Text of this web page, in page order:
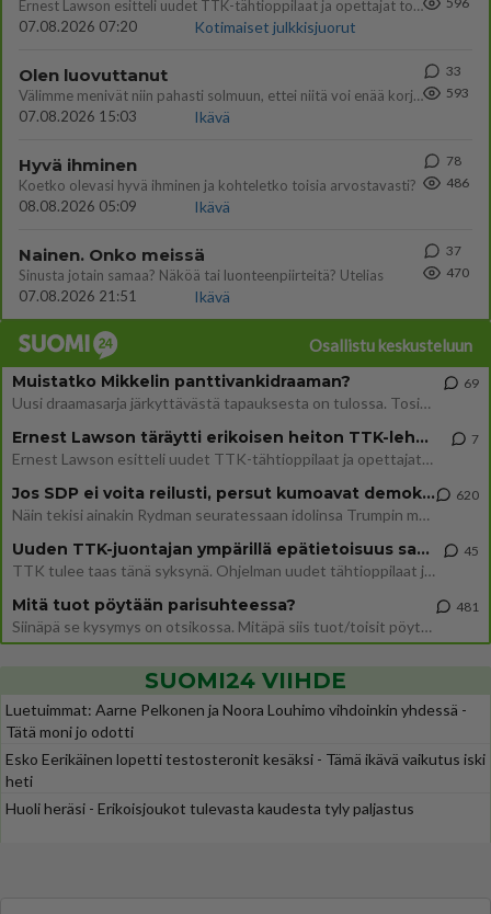
Ernest Lawson esitteli uudet TTK-tähtioppilaat ja opettajat torstaina 6.8. lehdistölle. Tulevalla kaudella on yksi hausk
07.08.2026 07:20
Kotimaiset julkkisjuorut
Olen luovuttanut
Välimme menivät niin pahasti solmuun, ettei niitä voi enää korjata. On aika jatkaa elämässä eteenpäin. Toivon sulle kaik
07.08.2026 15:03
Ikävä
33
593
Hyvä ihminen
Koetko olevasi hyvä ihminen ja kohteletko toisia arvostavasti?
08.08.2026 05:09
Ikävä
78
486
Nainen. Onko meissä
Sinusta jotain samaa? Näköä tai luonteenpiirteitä? Utelias
07.08.2026 21:51
Ikävä
37
470
Osallistu keskusteluun
Muistatko Mikkelin panttivankidraaman?
Uusi draamasarja järkyttävästä tapauksesta on tulossa. Tositapahtumiin perustuva sarja ammentaa vuoden 1986 Mikkelin pan
69
Ernest Lawson täräytti erikoisen heiton TTK-lehdistötilaisuudessa: " Onko tässä tarkoituksena...?"
Ernest Lawson esitteli uudet TTK-tähtioppilaat ja opettajat torstaina 6.8. lehdistölle. Tulevalla kaudella on yksi hausk
7
Jos SDP ei voita reilusti, persut kumoavat demokratian Suomesta
Näin tekisi ainakin Rydman seuratessaan idolinsa Trumpin mallia https://www.is.fi/politiikka/art-2000012187244.html
620
Uuden TTK-juontajan ympärillä epätietoisuus sakenee - Nyt MTV hämmentää soppaa
TTK tulee taas tänä syksynä. Ohjelman uudet tähtioppilaat julkistetaan torstaina 6. elokuuta klo 14 alkavassa lehdistö
45
Mitä tuot pöytään parisuhteessa?
Siinäpä se kysymys on otsikossa. Mitäpä siis tuot/toisit pöytään parisuhteessa? Oletko mies vai nainen? Koetko sen mitä
481
SUOMI24 VIIHDE
Luetuimmat: Aarne Pelkonen ja Noora Louhimo vihdoinkin yhdessä -
Tätä moni jo odotti
Esko Eerikäinen lopetti testosteronit kesäksi - Tämä ikävä vaikutus iski
heti
Huoli heräsi - Erikoisjoukot tulevasta kaudesta tyly paljastus